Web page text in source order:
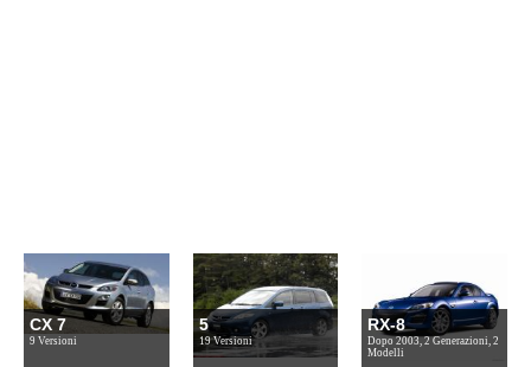
CX 7
9 Versioni
5
19 Versioni
RX-8
Dopo 2003, 2 Generazioni, 2
Modelli